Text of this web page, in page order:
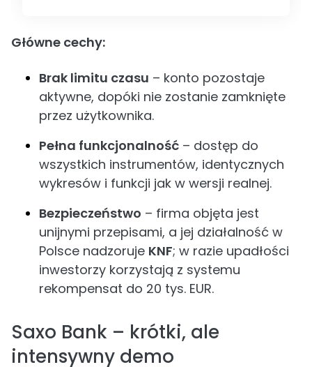
Główne cechy:
Brak limitu czasu – konto pozostaje
aktywne, dopóki nie zostanie zamknięte
przez użytkownika.
Pełna funkcjonalność – dostęp do
wszystkich instrumentów, identycznych
wykresów i funkcji jak w wersji realnej.
Bezpieczeństwo – firma objęta jest
unijnymi przepisami, a jej działalność w
Polsce nadzoruje KNF; w razie upadłości
inwestorzy korzystają z systemu
rekompensat do 20 tys. EUR.
Saxo Bank – krótki, ale
intensywny demo